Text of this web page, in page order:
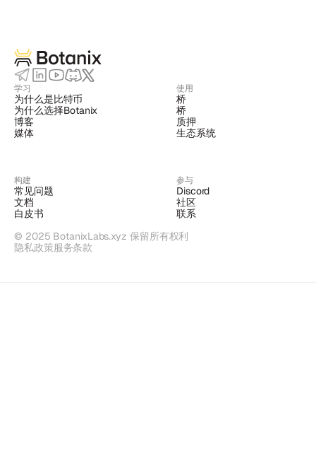
学习
为什么是比特币
为什么选择Botanix
博客
媒体
使用
桥
桥
质押
生态系统
构建
常见问题
文档
白皮书
参与
Discord
社区
联系
© 2025 BotanixLabs.xyz 保留所有权利
隐私政策服务条款